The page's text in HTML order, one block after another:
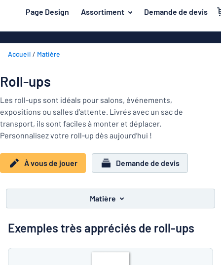
principal
Page Design Assortiment Demande de devis
Secteur
Maison et intérieur
Marquage
Bureau et lieu de travail
Construction et électricité
Industrie et fabrication
Trafic et véhicules
Plaques PVC
Plaques
Les
demandés
Matière
Secteur
et
intérieur
et
travail
Montrer toutes les catégories
au
de jouer
Accueil Matière
Roll-ups
Les roll-ups sont idéals pour salons, événements,
expositions ou salles d’attente. Livrés avec un sac de
transport, ils sont faciles à monter et déplacer.
Personnalisez votre roll-up dès aujourd’hui !
À vous de jouer Demande de devis
Matière
Exemples très appréciés de roll-ups